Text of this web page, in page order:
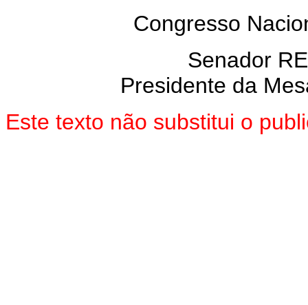
Congresso
Senador
Presidente da
Este texto não substitui o